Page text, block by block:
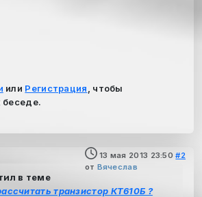
или Регистрация
, чтобы
беседе.
13 мая 2013 23:50 #2
от Вячеслав
в теме
транзистор КТ610Б ?